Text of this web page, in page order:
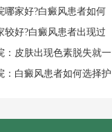
哪家好?白癜风患者如何
较好?白癜风患者出现过
：皮肤出现色素脱失就一
：白癜风患者如何选择护